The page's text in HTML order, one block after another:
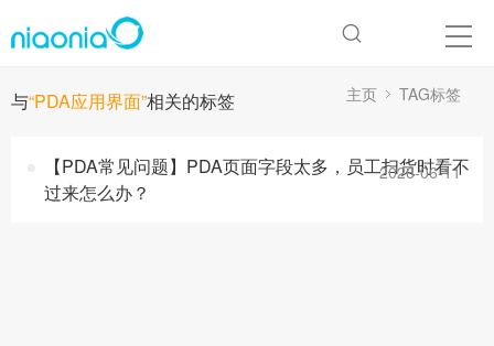
与“PDA应用界面”相关的标签 主页 TAG标签
【PDA常见问题】PDA页面字段太多，员工扫货时看不
过来怎么办？
2026-06-11